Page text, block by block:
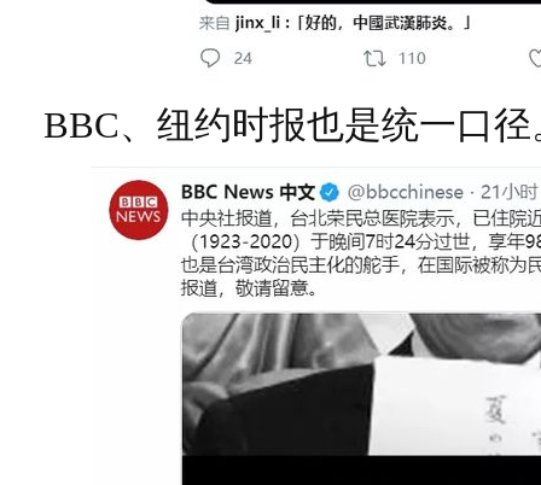
BBC、纽约时报也是统一口径